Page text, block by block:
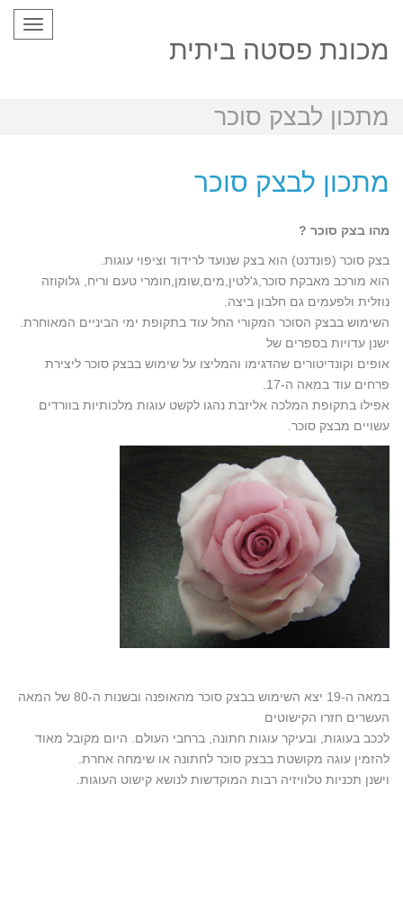
מכונת פסטה ביתית
מתכון לבצק סוכר
מתכון לבצק סוכר
מהו בצק סוכר ?
בצק סוכר (פונדנט) הוא בצק שנועד לרידוד וציפוי עוגות.
הוא מורכב מאבקת סוכר,ג'לטין,מים,שומן,חומרי טעם וריח, גלוקוזה
נוזלית ולפעמים גם חלבון ביצה.
השימוש בבצק הסוכר המקורי החל עוד בתקופת ימי הביניים המאוחרת.
ישנן עדויות בספרים של
אופים וקונדיטורים שהדגימו והמליצו על שימוש בבצק סוכר ליצירת
פרחים עוד במאה ה-17.
אפילו בתקופת המלכה אליזבת נהגו לקשט עוגות מלכותיות בוורדים
עשויים מבצק סוכר.
במאה ה-19 יצא השימוש בבצק סוכר מהאופנה ובשנות ה-80 של המאה
העשרים חזרו הקישוטים
לככב בעוגות, ובעיקר עוגות חתונה, ברחבי העולם. היום מקובל מאוד
להזמין עוגה מקושטת בבצק סוכר לחתונה או שימחה אחרת.
וישנן תכניות טלוויזיה רבות המוקדשות לנושא קישוט העוגות.